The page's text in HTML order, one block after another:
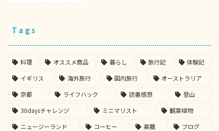
Tags
料理 オススメ商品 暮らし 旅行記
体験記
イギリス
海外旅行 国内旅行
オーストラリア
京都
ライフハック 読書感想
登山
30daysチャレンジ
ミニマリスト
観葉植物
ニュージーランド
コーヒー 薬膳
ブログ